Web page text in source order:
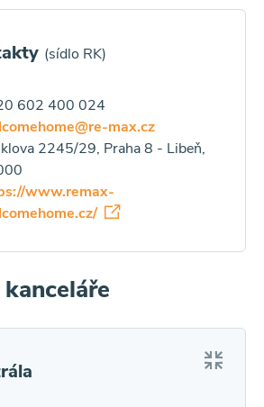
(sídlo RK)
602 400 024
max.cz
2245/29, Praha 8 - Libeň,
www.remax-